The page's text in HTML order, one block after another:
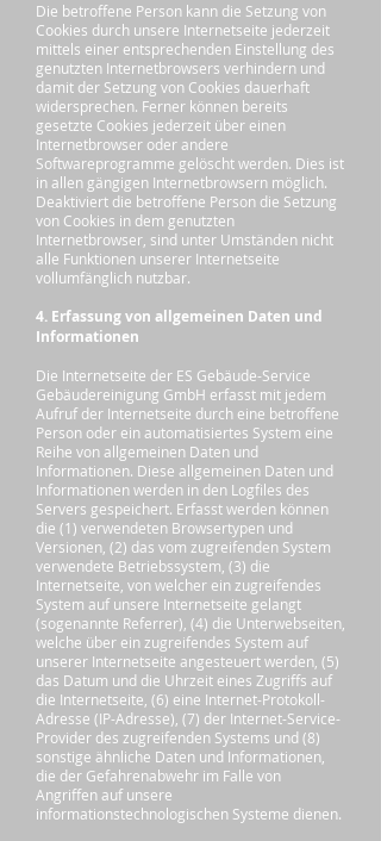
Die betroffene Person kann die Setzung von
Cookies durch unsere Internetseite jederzeit
mittels einer entsprechenden Einstellung des
genutzten Internetbrowsers verhindern und
damit der Setzung von Cookies dauerhaft
widersprechen. Ferner können bereits
gesetzte Cookies jederzeit über einen
Internetbrowser oder andere
Softwareprogramme gelöscht werden. Dies ist
in allen gängigen Internetbrowsern möglich.
Deaktiviert die betroffene Person die Setzung
von Cookies in dem genutzten
Internetbrowser, sind unter Umständen nicht
alle Funktionen unserer Internetseite
vollumfänglich nutzbar.
4. Erfassung von allgemeinen Daten und
Informationen
Die Internetseite der ES Gebäude-Service
Gebäudereinigung GmbH erfasst mit jedem
Aufruf der Internetseite durch eine betroffene
Person oder ein automatisiertes System eine
Reihe von allgemeinen Daten und
Informationen. Diese allgemeinen Daten und
Informationen werden in den Logfiles des
Servers gespeichert. Erfasst werden können
die (1) verwendeten Browsertypen und
Versionen, (2) das vom zugreifenden System
verwendete Betriebssystem, (3) die
Internetseite, von welcher ein zugreifendes
System auf unsere Internetseite gelangt
(sogenannte Referrer), (4) die Unterwebseiten,
welche über ein zugreifendes System auf
unserer Internetseite angesteuert werden, (5)
das Datum und die Uhrzeit eines Zugriffs auf
die Internetseite, (6) eine Internet-Protokoll-
Adresse (IP-Adresse), (7) der Internet-Service-
Provider des zugreifenden Systems und (8)
sonstige ähnliche Daten und Informationen,
die der Gefahrenabwehr im Falle von
Angriffen auf unsere
informationstechnologischen Systeme dienen.